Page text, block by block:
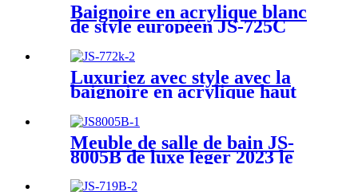
Baignoire en acrylique blanc
de style européen JS-725C
Intérieur de maison luxueux
Luxuriez avec style avec la
baignoire en acrylique haut
de gamme JS-772K
Meuble de salle de bain JS-
8005B de luxe léger 2023 le